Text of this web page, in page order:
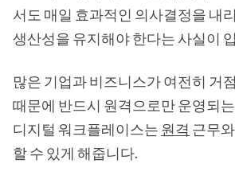
서도 매일 효과적인 의사결정을 내
생산성을 유지해야 한다는 사실이
많은 기업과 비즈니스가 여전히 거
때문에 반드시 원격으로만 운영되
디지털 워크플레이스는 원격 근무
할 수 있게 해줍니다.